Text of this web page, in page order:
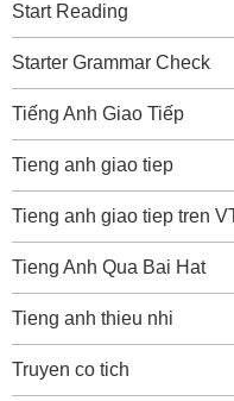
Start Reading
Starter Grammar Check
Tiếng Anh Giao Tiếp
Tieng anh giao tiep
Tieng anh giao tiep tren
Tieng Anh Qua Bai Hat
Tieng anh thieu nhi
Truyen co tich